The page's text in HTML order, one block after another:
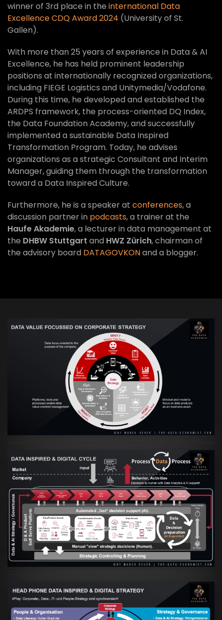
winner of 3rd place in the international Data
Excellence CDQ Award 2024 (University of St.
Gallen).
With more than 25 years of experience in Data & AI
Excellence, he has held prominent leadership
positions at internationally recognized organizations,
including FIEGE Logistics and Unitymedia/Vodafone.
During this time, he developed and established the
ARDPS framework, the process-oriented DQ Index,
the Data Foundation Academy, and successfully
implemented a sustainable Data Inspired
Transformation Program. Today, he advises
organizations as a strategic Consultant and Interim
Manager, guiding them through the transformation
toward a Data Inspired Culture.
Furthermore, he is a speaker at conferences, a
discussion partner in podcasts, a trainer at the
Haufe Akademie, a lecturer in data management at
the DHBW Stuttgart and HWZ Zürich, chairman of
the advisory board DATAGOVKONand a blogger.
VIEW
Artikel:Prozesse und Daten müssen Hand
in Hand gehen
VIEW